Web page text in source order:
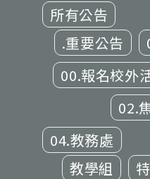
所有公告
.重要公告
00.報名校外
02.
04.教務處
教學組